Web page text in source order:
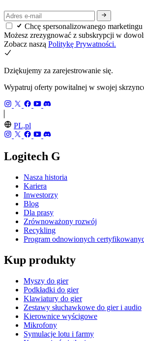
Chcę spersonalizowanego
Możesz zrezygnować z subskrypcji w
Zobacz naszą Politykę Prywatności.
Dziękujemy za zarejestrowanie się.
Wypatruj oferty powitalnej w swojej
PL,pl
Logitech G
Nasza historia
Kariera
Inwestorzy
Blog
Dla prasy
Zrównoważony rozwój
Recykling
Program odnowionych
Kup produkty
Myszy do gier
Podkładki do gier
Klawiatury do gier
Zestawy słuchawkowe do gier i audio
Kierownice wyścigowe
Mikrofony
Symulacje lotu i farmy